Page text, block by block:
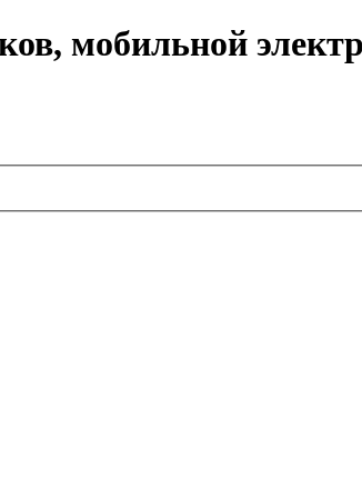
мобильной